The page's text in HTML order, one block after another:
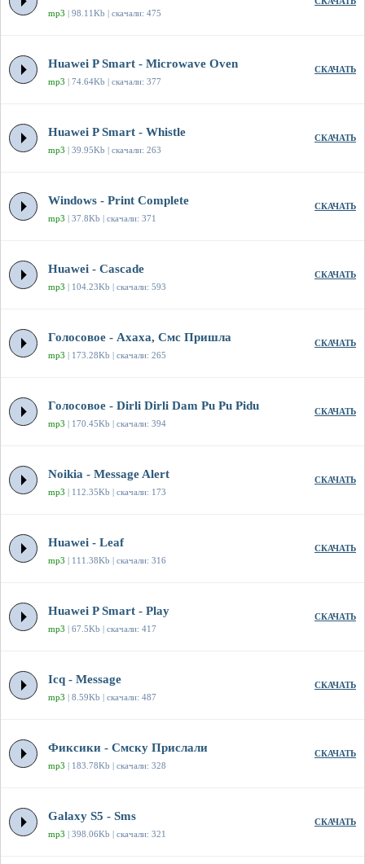
mp3 | 98.11Kb | скачали: 475
Huawei P Smart - Microwave Oven
mp3 | 74.64Kb | скачали: 377
СКАЧАТЬ
Huawei P Smart - Whistle
mp3 | 39.95Kb | скачали: 263
СКАЧАТЬ
Windows - Print Complete
mp3 | 37.8Kb | скачали: 371
СКАЧАТЬ
Huawei - Cascade
mp3 | 104.23Kb | скачали: 593
СКАЧАТЬ
Голосовое - Ахаха, Смс Пришла
mp3 | 173.28Kb | скачали: 265
СКАЧАТЬ
Голосовое - Dirli Dirli Dam Pu Pu Pidu
mp3 | 170.45Kb | скачали: 394
СКАЧАТЬ
Noikia - Message Alert
mp3 | 112.35Kb | скачали: 173
СКАЧАТЬ
Huawei - Leaf
mp3 | 111.38Kb | скачали: 316
СКАЧАТЬ
Huawei P Smart - Play
mp3 | 67.5Kb | скачали: 417
СКАЧАТЬ
Icq - Message
mp3 | 8.59Kb | скачали: 487
СКАЧАТЬ
Фиксики - Смску Прислали
mp3 | 183.78Kb | скачали: 328
СКАЧАТЬ
Galaxy S5 - Sms
mp3 | 398.06Kb | скачали: 321
СКАЧАТЬ